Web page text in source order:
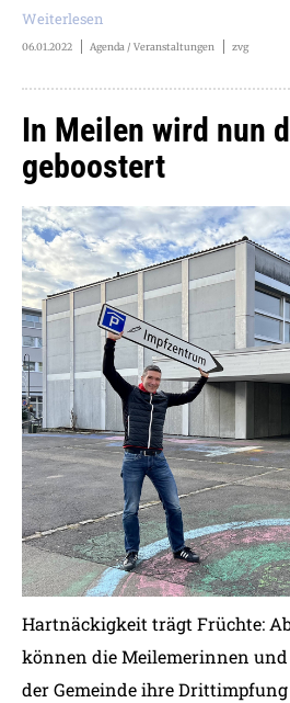
Weiterlesen
06.01.2022 Agenda / Veranstaltungen zvg
In Meilen wird nun
geboostert
Hartnäckigkeit trägt Früchte:
können die Meilemerinnen
der Gemeinde ihre